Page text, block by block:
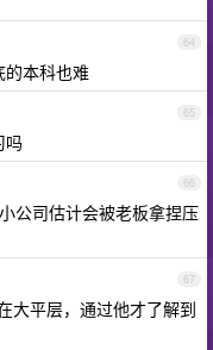
64
的本科也难
65
吗
66
公司估计会被老板拿捏压
67
大平层，通过他才了解到